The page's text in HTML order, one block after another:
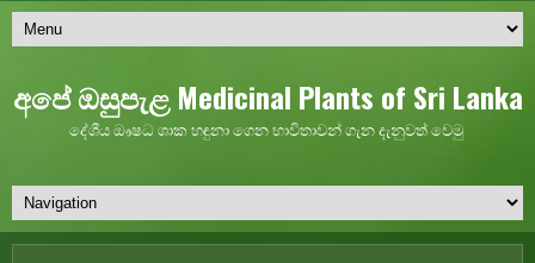
අපේ ඔසුපැළ Medicinal Plants of Sri Lanka
දේශීය ඖෂධ ශාක හඳුනා ගෙන භාවිතාවන් ගැන දැනුවත් වෙමු